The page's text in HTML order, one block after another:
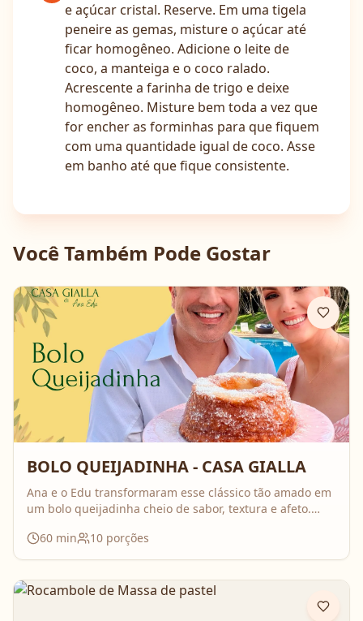
e açúcar cristal. Reserve. Em uma tigela
peneire as gemas, misture o açúcar até
ficar homogêneo. Adicione o leite de
coco, a manteiga e o coco ralado.
Acrescente a farinha de trigo e deixe
homogêneo. Misture bem toda a vez que
for encher as forminhas para que fiquem
com uma quantidade igual de coco. Asse
em banho até que fique consistente.
Você Também Pode Gostar
BOLO QUEIJADINHA - CASA GIALLA
Ana e o Edu transformaram esse clássico tão amado em
um bolo queijadinha cheio de sabor, textura e afeto.
que surpreende no resultado e perfuma a casa inteira
enquanto assa. Aperte o play, acompanhe o passo a
impossível de resistir 💛
60 min 10 porções